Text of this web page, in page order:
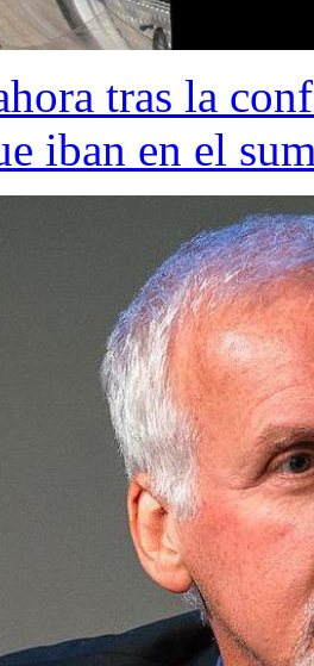
tras la
iban en el